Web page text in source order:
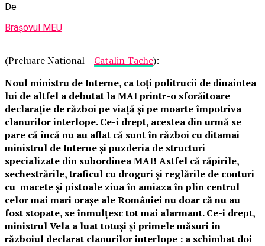
De
Brașovul MEU
(Preluare National – Catalin Tache):
Noul ministru de Interne, ca toți politrucii de dinaintea
lui de altfel a debutat la MAI printr-o sforăitoare
declarație de război pe viață și pe moarte împotriva
clanurilor interlope. Ce-i drept, acestea din urmă se
pare că încă nu au aflat că sunt în război cu ditamai
ministrul de Interne și puzderia de structuri
specializate din subordinea MAI! Astfel că răpirile,
sechestrările, traficul cu droguri și reglările de conturi
cu macete și pistoale ziua în amiaza în plin centrul
celor mai mari orașe ale României nu doar că nu au
fost stopate, se înmulțesc tot mai alarmant. Ce-i drept,
ministrul Vela a luat totuși și primele măsuri în
războiul declarat clanurilor interlope : a schimbat doi